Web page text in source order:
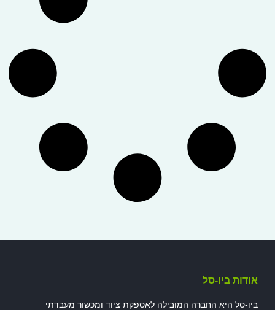
אודות ביו-סל
ביו-סל היא החברה המובילה לאספקת ציוד ומכשור מעבדתי